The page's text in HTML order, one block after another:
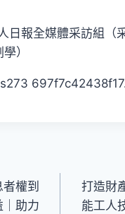
日報全媒體采訪組（
）
權到
｜助力
打造財
能工人